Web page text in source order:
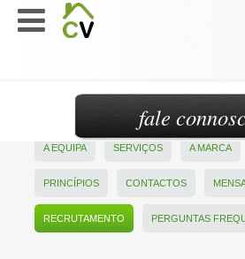
A EQUIPA SERVIÇOS A MARCA
PRINCÍPIOS CONTACTOS
RECRUTAMENTO PERGUNTAS
fale